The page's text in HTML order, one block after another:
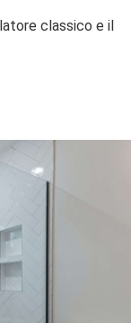
classico e il